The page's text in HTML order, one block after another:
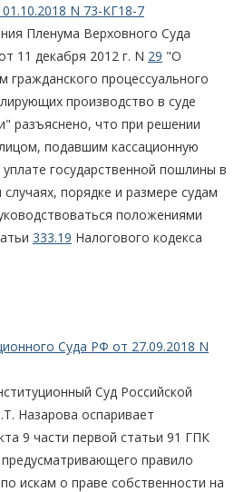
N 73-КГ18-7
Пленума Верховного Суда
11 декабря 2012 г. N 29 "О
гражданского процессуального
производство в суде
разъяснено, что при решении
подавшим кассационную
государственной пошлины в
порядке и размере судам
положениями
333.19 Налогового кодекса
Суда РФ от 27.09.2018 N
Суд Российской
Назарова оспаривает
9 части первой статьи 91 ГПК
правило
искам о праве собственности на